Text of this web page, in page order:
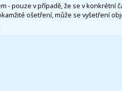
- pouze v případě, že se v konkrétní
ošetření, může se vyšetření